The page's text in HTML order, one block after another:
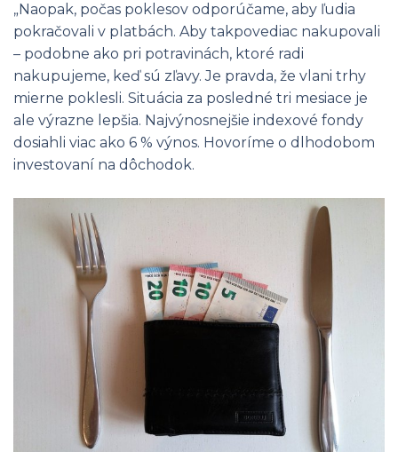
„Naopak, počas poklesov odporúčame, aby ľudia
pokračovali v platbách. Aby takpovediac nakupovali
– podobne ako pri potravinách, ktoré radi
nakupujeme, keď sú zľavy. Je pravda, že vlani trhy
mierne poklesli. Situácia za posledné tri mesiace je
ale výrazne lepšia. Najvýnosnejšie indexové fondy
dosiahli viac ako 6 % výnos. Hovoríme o dlhodobom
investovaní na dôchodok.